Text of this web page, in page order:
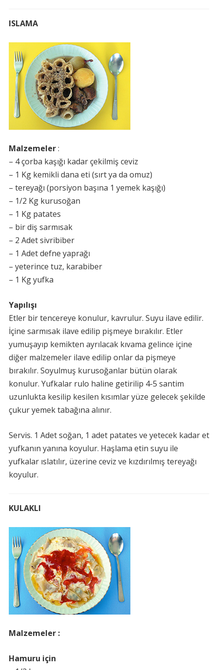
ISLAMA
Malzemeler:
– 4 çorba kaşığı kadar çekilmiş ceviz
– 1 Kg kemikli dana eti (sırt ya da omuz)
– tereyağı (porsiyon başına 1 yemek kaşığı)
– 1/2 Kg kurusoğan
– 1 Kg patates
– bir diş sarmısak
– 2 Adet sivribiber
– 1 Adet defne yaprağı
– yeterince tuz, karabiber
– 1 Kg yufka
Yapılışı
Etler bir tencereye konulur, kavrulur. Suyu ilave edilir.
İçine sarmısak ilave edilip pişmeye bırakılır. Etler
yumuşayıp kemikten ayrılacak kıvama gelince içine
diğer malzemeler ilave edilip onlar da pişmeye
bırakılır. Soyulmuş kurusoğanlar bütün olarak
konulur. Yufkalar rulo haline getirilip 4-5 santim
uzunlukta kesilip kesilen kısımlar yüze gelecek şekilde
çukur yemek tabağına alınır.
Servis. 1 Adet soğan, 1 adet patates ve yetecek kadar et
yufkanın yanına koyulur. Haşlama etin suyu ile
yufkalar ıslatılır, üzerine ceviz ve kızdırılmış tereyağı
koyulur.
KULAKLI
Malzemeler :
Hamuru için